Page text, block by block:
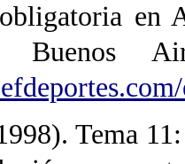
en
Tema